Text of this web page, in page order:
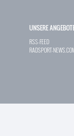
UNSERE
RSS-FEED
RADSPORT-